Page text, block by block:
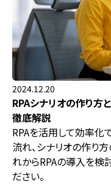
2024.12.20
RPAシナリオの作り方
徹底解説
RPAを活用して効率化
流れ、シナリオの作り
れからRPAの導入を検
ださい。